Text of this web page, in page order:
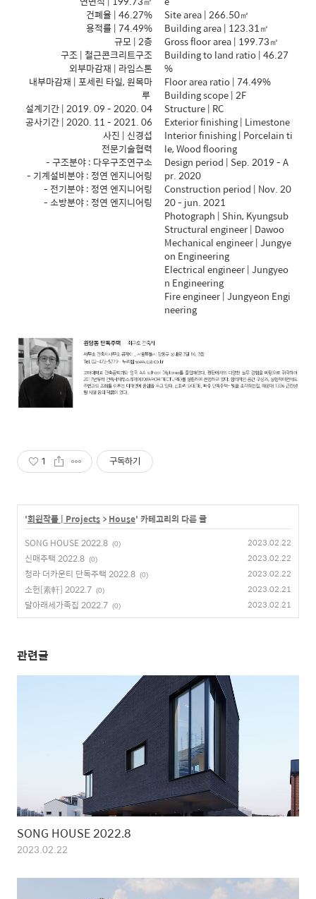
건폐율 | 46.27%
용적률 | 74.49%
규모 | 2층
구조 | 철근콘크리트구조
외부마감재 | 라임스톤
내부마감재 | 포세린 타일, 원목마
루
설계기간 | 2019. 09 - 2020. 04
공사기간 | 2020. 11 - 2021. 06
사진 | 신경섭
전문기술협력
- 구조분야 : 다우구조연구소
- 기계설비분야 : 정연 엔지니어링
- 전기분야 : 정연 엔지니어링
- 소방분야 : 정연 엔지니어링
Site area | 266.50㎡
Building area | 123.31㎡
Gross floor area | 199.73㎡
Building to land ratio | 46.27
%
Floor area ratio | 74.49%
Building scope | 2F
Structure | RC
Exterior finishing | Limestone
Interior finishing | Porcelain ti
le, Wood flooring
Design period | Sep. 2019 - A
pr. 2020
Construction period | Nov. 20
20 - jun. 2021
Photograph | Shin, Kyungsub
Structural engineer | Dawoo
Mechanical engineer | Jungye
on Engineering
Electrical engineer | Jungyeo
n Engineering
Fire engineer | Jungyeon Engi
neering
1 구독하기
'회원작품 | Projects > House' 카테고리의 다른 글
SONG HOUSE 2022.8 (0) 2023.02.22
신매주택 2022.8 (0) 2023.02.22
청라 더카운티 단독주택 2022.8 (0) 2023.02.22
소헌[素軒] 2022.7 (0) 2023.02.21
달아래세가족집 2022.7 (0) 2023.02.21
관련글
SONG HOUSE 2022.8
2023.02.22